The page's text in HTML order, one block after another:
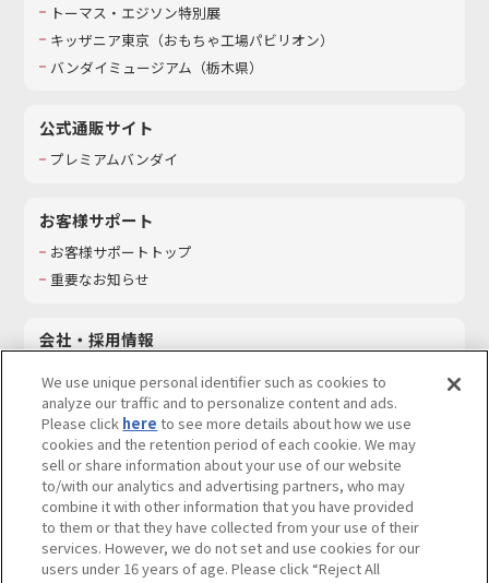
トーマス・エジソン特別展
キッザニア東京（おもちゃ工場パビリオン）​
バンダイミュージアム（栃木県）
公式通販サイト
プレミアムバンダイ
お客様サポート
お客様サポートトップ
重要なお知らせ
会社・採用情報
採用情報
サステナビリティ
お問い合わせ
ウェブサイトご利用条件 ソーシャルメディアポリシー
We use unique personal identifier such as cookies to
analyze our traffic and to personalize content and ads.
Please click here to see more details about how we use
cookies and the retention period of each cookie. We may
sell or share information about your use of our website
to/with our analytics and advertising partners, who may
combine it with other information that you have provided
to them or that they have collected from your use of their
services. However, we do not set and use cookies for our
users under 16 years of age. Please click “Reject All